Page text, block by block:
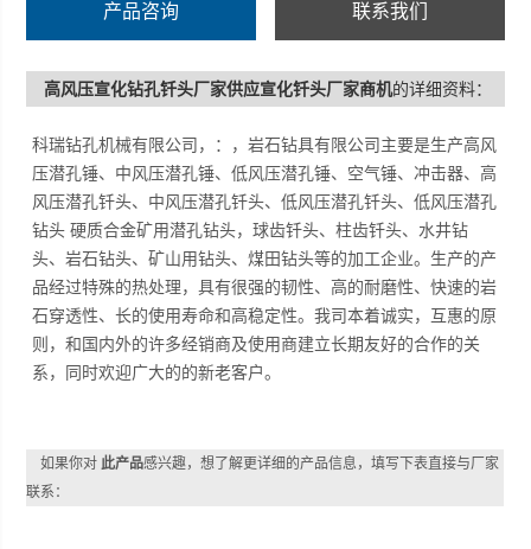
产品咨询 联系我们
高风压宣化钻孔钎头厂家供应宣化钎头厂家商机的详细资料：
科瑞钻孔机械有限公司，：，岩石钻具有限公司主要是生产高风
压潜孔锤、中风压潜孔锤、低风压潜孔锤、空气锤、冲击器、高
风压潜孔钎头、中风压潜孔钎头、低风压潜孔钎头、低风压潜孔
钻头 硬质合金矿用潜孔钻头，球齿钎头、柱齿钎头、水井钻
头、岩石钻头、矿山用钻头、煤田钻头等的加工企业。生产的产
品经过特殊的热处理，具有很强的韧性、高的耐磨性、快速的岩
石穿透性、长的使用寿命和高稳定性。我司本着诚实，互惠的原
则，和国内外的许多经销商及使用商建立长期友好的合作的关
系，同时欢迎广大的的新老客户。
如果你对此产品感兴趣，想了解更详细的产品信息，填写下表直接与厂家
联系：